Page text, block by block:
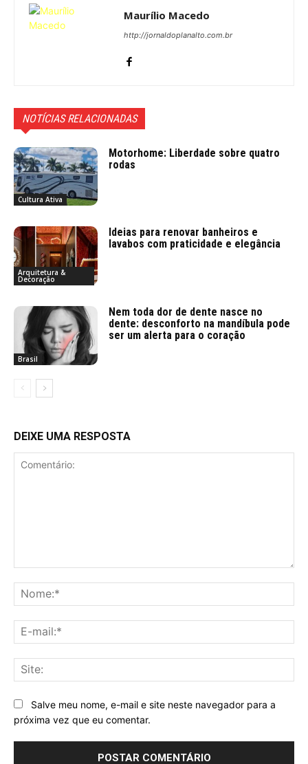
Maurílio Macedo
http://jornaldoplanalto.com.br
NOTÍCIAS RELACIONADAS
Cultura Ativa
Motorhome: Liberdade sobre quatro
rodas
Arquitetura &
Decoração
Ideias para renovar banheiros e
lavabos com praticidade e elegância
Brasil
Nem toda dor de dente nasce no
dente: desconforto na mandíbula pode
ser um alerta para o coração
DEIXE UMA RESPOSTA
Salve meu nome, e-mail e site neste navegador para a
próxima vez que eu comentar.